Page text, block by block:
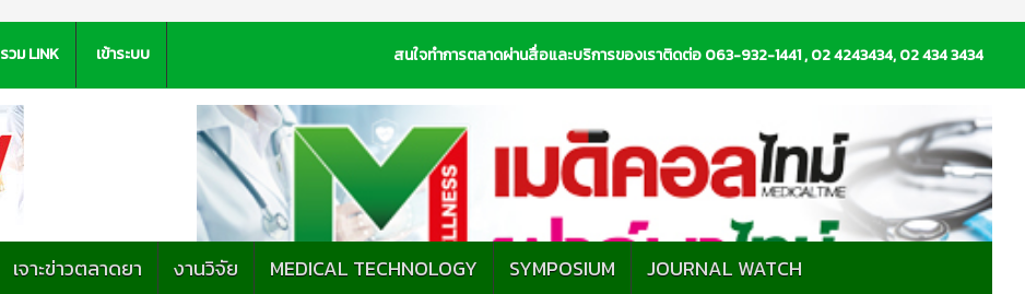
รวม LINK เข้าระบบ สนใจทำการตลาดผ่านสื่อและบริการของเราติดต่อ 063-932-1441 , 02 4243434, 02 434 3434
เจาะข่าวตลาดยา งานวิจัย MEDICAL TECHNOLOGY SYMPOSIUM
JOURNAL WATCH